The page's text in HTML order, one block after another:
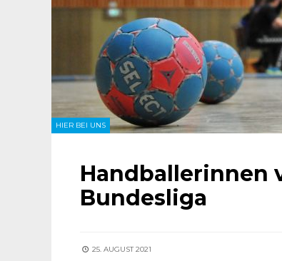
HIER BEI UNS
Handballerinnen
Bundesliga
25. AUGUST 2021